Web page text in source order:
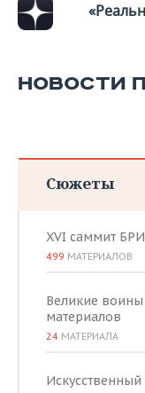
НОВОСТИ
Сюжеты
XVI саммит
499 МАТЕРИАЛОВ
Великие воины
материалов
24 МАТЕРИАЛА
Искусственный